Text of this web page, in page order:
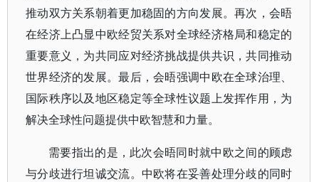
推动双方关系朝着更加稳固的方向发展。再次，会晤
在经济上凸显中欧经贸关系对全球经济格局和稳定的
重要意义，为共同应对经济挑战提供共识，共同推动
世界经济的发展。最后，会晤强调中欧在全球治理、
国际秩序以及地区稳定等全球性议题上发挥作用，为
解决全球性问题提供中欧智慧和力量。
需要指出的是，此次会晤同时就中欧之间的顾虑
与分歧进行坦诚交流。中欧将在妥善处理分歧的同时